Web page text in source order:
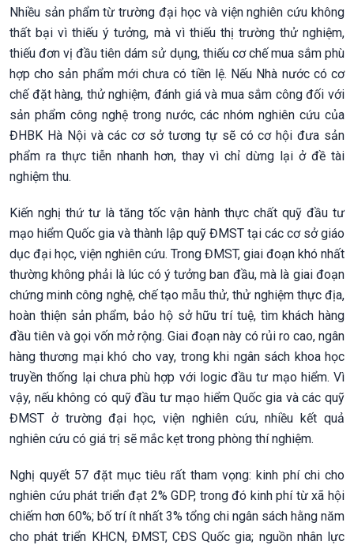
Nhiều sản phẩm từ trường đại học và viện nghiên cứu không
thất bại vì thiếu ý tưởng, mà vì thiếu thị trường thử nghiệm,
thiếu đơn vị đầu tiên dám sử dụng, thiếu cơ chế mua sắm phù
hợp cho sản phẩm mới chưa có tiền lệ. Nếu Nhà nước có cơ
chế đặt hàng, thử nghiệm, đánh giá và mua sắm công đối với
sản phẩm công nghệ trong nước, các nhóm nghiên cứu của
ĐHBK Hà Nội và các cơ sở tương tự sẽ có cơ hội đưa sản
phẩm ra thực tiễn nhanh hơn, thay vì chỉ dừng lại ở đề tài
nghiệm thu.
Kiến nghị thứ tư là tăng tốc vận hành thực chất quỹ đầu tư
mạo hiểm Quốc gia và thành lập quỹ ĐMST tại các cơ sở giáo
dục đại học, viện nghiên cứu. Trong ĐMST, giai đoạn khó nhất
thường không phải là lúc có ý tưởng ban đầu, mà là giai đoạn
chứng minh công nghệ, chế tạo mẫu thử, thử nghiệm thực địa,
hoàn thiện sản phẩm, bảo hộ sở hữu trí tuệ, tìm khách hàng
đầu tiên và gọi vốn mở rộng. Giai đoạn này có rủi ro cao, ngân
hàng thương mại khó cho vay, trong khi ngân sách khoa học
truyền thống lại chưa phù hợp với logic đầu tư mạo hiểm. Vì
vậy, nếu không có quỹ đầu tư mạo hiểm Quốc gia và các quỹ
ĐMST ở trường đại học, viện nghiên cứu, nhiều kết quả
nghiên cứu có giá trị sẽ mắc kẹt trong phòng thí nghiệm.
Nghị quyết 57 đặt mục tiêu rất tham vọng: kinh phí chi cho
nghiên cứu phát triển đạt 2% GDP, trong đó kinh phí từ xã hội
chiếm hơn 60%; bố trí ít nhất 3% tổng chi ngân sách hằng năm
cho phát triển KHCN, ĐMST, CĐS Quốc gia; nguồn nhân lực